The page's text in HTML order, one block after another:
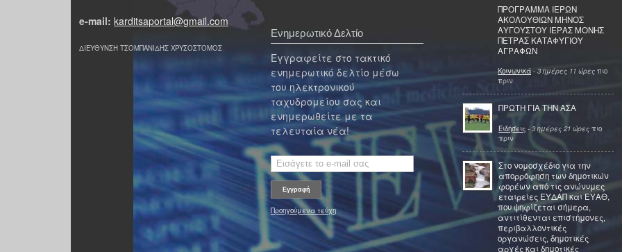
e-mail: karditsaportal@gmail.com
ΔΙΕΥΘΥΝΣΗ ΤΣΟΜΠΑΝΙΔΗΣ ΧΡΥΣΟΣΤΟΜΟΣ
Ενημερωτικό Δελτίο
Εγγραφείτε στο τακτικό
ενημερωτικό δελτίο μέσω
του ηλεκτρονικού
ταχυδρομείου σας και
ενημερωθείτε με τα
τελευταία νέα!
Προηγούμενα τεύχη
ΠΡΟΓΡΑΜΜΑ ΙΕΡΩΝ
ΑΚΟΛΟΥΘΙΩΝ ΜΗΝΟΣ
ΑΥΓΟΥΣΤΟΥ ΙΕΡΑΣ ΜΟΝΗΣ
ΠΕΤΡΑΣ ΚΑΤΑΦΥΓΙΟΥ
ΑΓΡΑΦΩΝ
Κοινωνικά - 3 ημέρες 11 ώρες πιο
πριν
ΠΡΩΤΗ ΓΙΑ ΤΗΝ ΑΣΑ
Ειδήσεις - 3 ημέρες 21 ώρες πιο
πριν
Στο νομοσχέδιο για την
απορρόφηση των δημοτικών
φορέων από τις ανώνυμες
εταιρείες ΕΥΔΑΠ και ΕΥΑΘ,
που ψηφίζεται σήμερα,
αντιτίθενται επιστήμονες,
περιβαλλοντικές
οργανώσεις, δημοτικές
αρχές και δημοτικές